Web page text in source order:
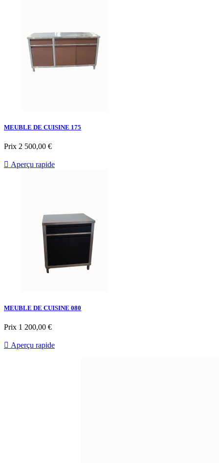
MEUBLE DE CUISINE 175
Prix 2 500,00 €
 Aperçu rapide
MEUBLE DE CUISINE 080
Prix 1 200,00 €
 Aperçu rapide